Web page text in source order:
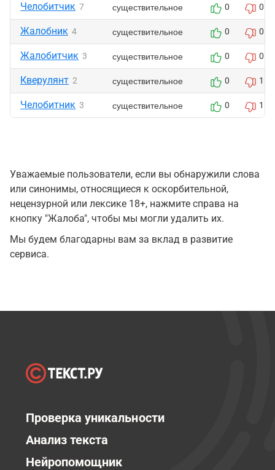
Челобитчик 7 существительное 0 0
Жалобник 4 существительное 0 0
Жалобитчик 3 существительное 0 0
Кверулянт 2 существительное 0 1
Челобитник 3 существительное 0 1
Уважаемые пользователи, если вы обнаружили слова
или синонимы, относящиеся к оскорбительной,
нецензурной или лексике 18+, нажмите справа на
кнопку "Жалоба", чтобы мы могли удалить их.
Мы будем благодарны вам за вклад в развитие
сервиса.
Проверка уникальности
Анализ текста
Нейропомощник